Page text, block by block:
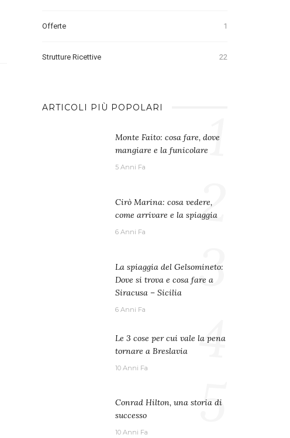
Offerte 1
Strutture Ricettive 22
ARTICOLI PIÙ POPOLARI
Monte Faito: cosa fare, dove
mangiare e la funicolare
5 Anni Fa 1
Cirò Marina: cosa vedere,
come arrivare e la spiaggia
6 Anni Fa 2
La spiaggia del Gelsomineto:
Dove si trova e cosa fare a
Siracusa – Sicilia
6 Anni Fa
3
Le 3 cose per cui vale la pena
tornare a Breslavia
10 Anni Fa 4
Conrad Hilton, una storia di
successo
10 Anni Fa 5